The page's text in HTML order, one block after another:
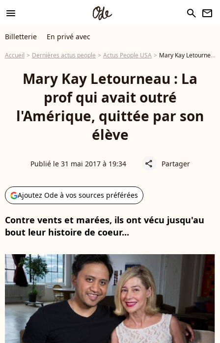
menu search newsletter
Billetterie En privé avec
Accueil Dernières actus people Actus People USA Mary Kay Letourneau : La prof qui avait outré l'Amérique, quittée par son élève
Mary Kay Letourneau : La
prof qui avait outré
l'Amérique, quittée par son
élève
Publié le 31 mai 2017 à 19:34 share Partager
Ajoutez Ode à vos sources préférées
Contre vents et marées, ils ont vécu jusqu'au
bout leur histoire de coeur...